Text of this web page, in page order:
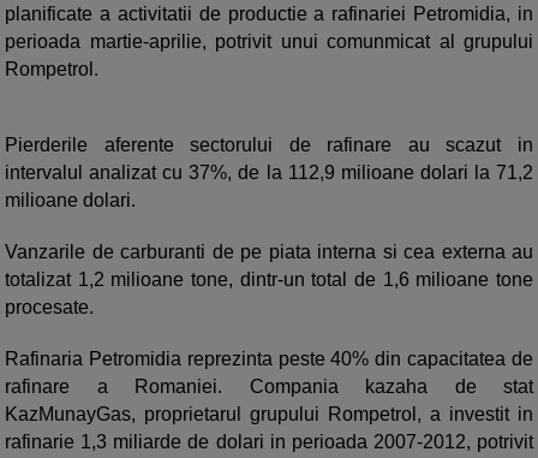
planificate a activitatii de productie a rafinariei Petromidia, in
perioada martie-aprilie, potrivit unui comunmicat al grupului
Rompetrol.
Pierderile aferente sectorului de rafinare au scazut in
intervalul analizat cu 37%, de la 112,9 milioane dolari la 71,2
milioane dolari.
Vanzarile de carburanti de pe piata interna si cea externa au
totalizat 1,2 milioane tone, dintr-un total de 1,6 milioane tone
procesate.
Rafinaria Petromidia reprezinta peste 40% din capacitatea de
rafinare a Romaniei. Compania kazaha de stat
KazMunayGas, proprietarul grupului Rompetrol, a investit in
rafinarie 1,3 miliarde de dolari in perioada 2007-2012, potrivit